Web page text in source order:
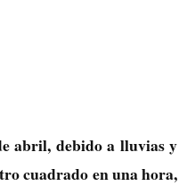
abril, debido a lluvias y
cuadrado en una hora,